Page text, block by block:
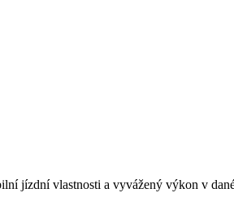
jízdní vlastnosti a vyvážený výkon v